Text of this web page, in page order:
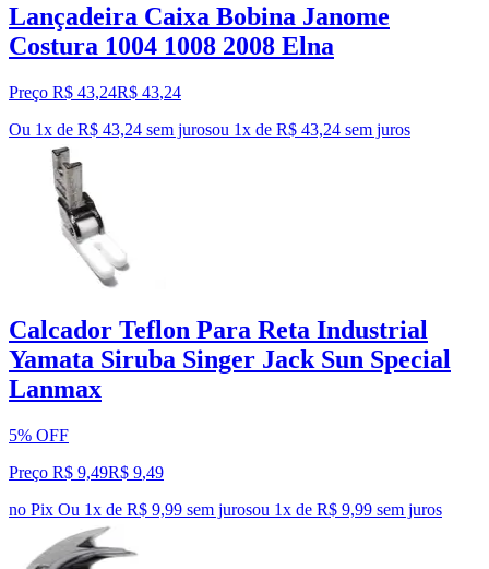
Lançadeira Caixa Bobina Janome
Costura 1004 1008 2008 Elna
Preço R$ 43,24R$ 43,24
Ou 1x de R$ 43,24 sem jurosou 1x de R$ 43,24 sem juros
Calcador Teflon Para Reta Industrial
Yamata Siruba Singer Jack Sun Special
Lanmax
5% OFF
Preço R$ 9,49R$ 9,49
no Pix Ou 1x de R$ 9,99 sem jurosou 1x de R$ 9,99 sem juros